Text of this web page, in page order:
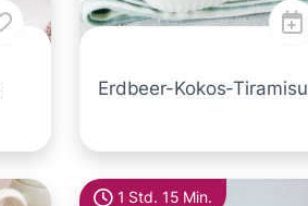
Erdbeer-Kokos-Tiramisu
1 Std. 15 Min.